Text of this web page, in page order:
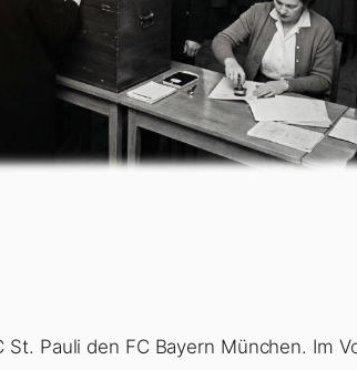
Pauli den FC Bayern München. Im